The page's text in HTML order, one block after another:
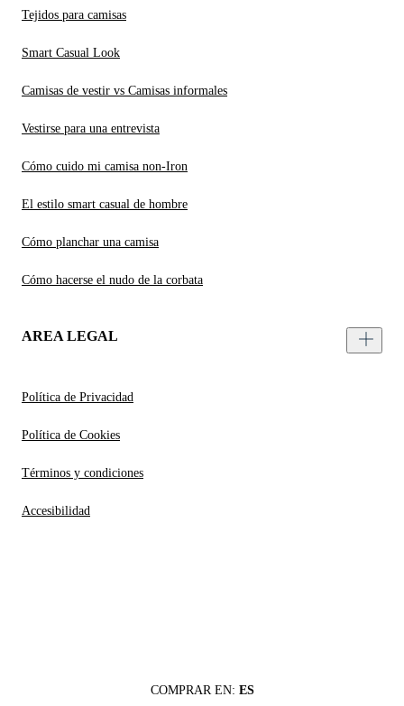
Tejidos para camisas
Smart Casual Look
Camisas de vestir vs Camisas informales
Vestirse para una entrevista
Cómo cuido mi camisa non-Iron
El estilo smart casual de hombre
Cómo planchar una camisa
Cómo hacerse el nudo de la corbata
AREA LEGAL
Política de Privacidad
Política de Cookies
Términos y condiciones
Accesibilidad
COMPRAR EN: ES